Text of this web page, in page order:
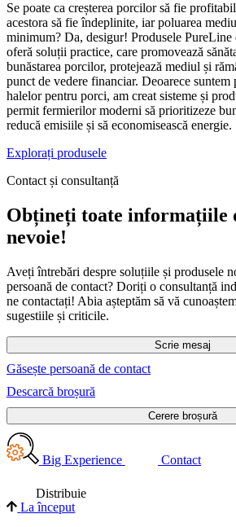
Se poate ca creșterea porcilor să fie
acestora să fie îndeplinite, iar poluarea
minimum? Da, desigur! Produsele
oferă soluții practice, care promovează
bunăstarea porcilor, protejează mediul și
punct de vedere financiar. Deoarece
halelor pentru porci, am creat sisteme și
permit fermierilor moderni să prioritizeze
reducă emisiile și să economisească energie.
Explorați produsele
Contact și consultanță
Obțineți toate informațiile
nevoie!
Aveți întrebări despre soluțiile și produsele
persoană de contact? Doriți o consultanță
ne contactați! Abia așteptăm să vă
sugestiile și criticile.
Scrie mesaj
Găsește persoană de contact
Descarcă broșură
Cerere broșură
Big Experience Contact
Distribuie
La început